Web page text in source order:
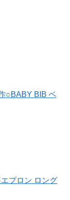
○BABY BIB ベ
プロン ロング